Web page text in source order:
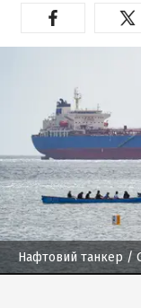
Нафтовий танкер /